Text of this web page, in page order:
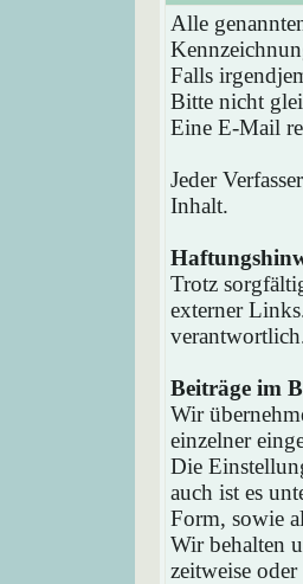
Alle
Falls
Bitte nicht
Eine E-Mail
Jeder
Inhalt.
Trotz
externer
Beiträge im
Wir
einzelner
Die
auch ist es
Form, sowie
Wir behalten
zeitweise